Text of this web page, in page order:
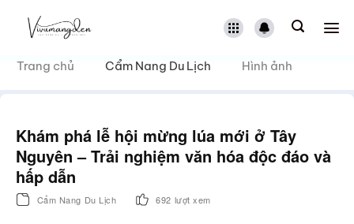
dungTrang chủ Cẩm Nang Du Lịch Hình ảnh
Khám phá lễ hội mừng lúa mới ở Tây
Nguyên – Trải nghiệm văn hóa độc đáo và
hấp dẫn
Cẩm Nang Du Lịch 692 lượt xem